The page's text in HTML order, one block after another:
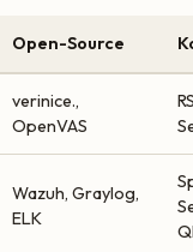
Open-Source
verinice.,
OpenVAS
Wazuh, Graylog,
ELK